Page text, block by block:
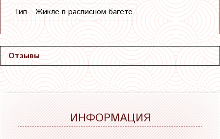
Тип Жикле в расписном багете
Отзывы
ИНФОРМАЦИЯ